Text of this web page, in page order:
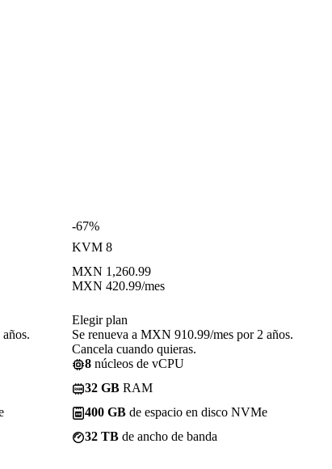
-67%
KVM 8
MXN 1,260.99
MXN 420.99/mes
Elegir plan
Se renueva a MXN 910.99/mes por 2 años.
Cancela cuando quieras.
8 núcleos de vCPU
32 GB RAM
400 GB de espacio en disco NVMe
32 TB de ancho de banda